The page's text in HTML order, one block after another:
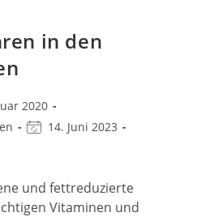
in den
2020
Beitrag14. Juni 2023
und fettreduzierte
Vitaminen und